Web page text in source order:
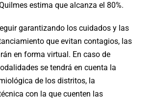
estima que alcanza el 80%.
garantizando los cuidados y las
que evitan contagios, las
en forma virtual. En caso de
se tendrá en cuenta la
de los distritos, la
con la que cuenten las